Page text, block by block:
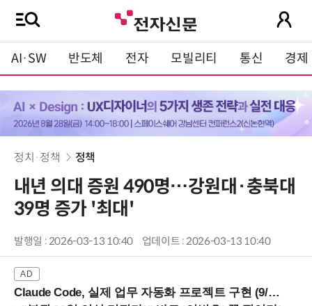
AI·SW 반도체 전자 모빌리티 통신 경제
정치·정책 정책
내년 의대 증원 490명…강원대·충북대
39명 증가 '최대'
발행일 : 2026-03-13 10:40 업데이트 : 2026-03-13 10:40
Claude Code, 실제 업무 자동화 프로젝트 구현 (9/16 ~17 강남역)